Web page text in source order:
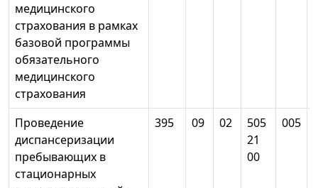
медицинского
страхования в рамках
базовой программы
обязательного
медицинского
страхования
Проведение
диспансеризации
пребывающих в
стационарных
395 09 02
505
21
00
005